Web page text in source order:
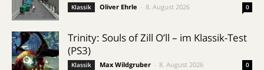
Klassik Oliver Ehrle 8. August 2026 0
Trinity: Souls of Zill O’ll – im Klassik-Test
(PS3)
Klassik Max Wildgruber 8. August 2026 0